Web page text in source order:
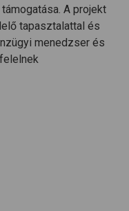
A projekt
tapasztalattal és
menedzser és